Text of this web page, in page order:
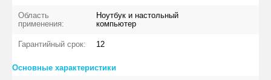
Область
применения:
Ноутбук и настольный
компьютер
Гарантийный срок: 12
Основные характеристики